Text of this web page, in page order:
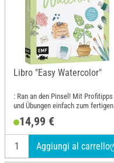
Libro "Easy Watercolor"
: Ran an den Pinsel! Mit Profitipps
und Übungen einfach zum fertigen
21.6 cm
14,99 €
Aggiungi al carrello